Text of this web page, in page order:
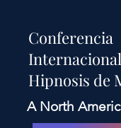
Conferencia
Hipnosis de
A North